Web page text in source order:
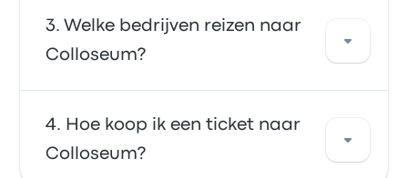
Vanaf Colloseum kun je naar verschillende
bestemmingen reizen. Enkele populaire
Vatican City. Gebruik onze zoekfunctie om de
vinden.
Welke bedrijven reizen naar
Colloseum?
Je kunt reizen met Trenitalia, Italo of SitBus
Shuttle om naar Colloseum te gaan. Deze
Hoe koop ik een ticket naar
Colloseum?